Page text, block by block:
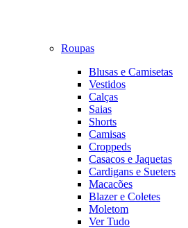
Roupas
Blusas e Camisetas
Vestidos
Calças
Saias
Shorts
Camisas
Croppeds
Casacos e Jaquetas
Cardigans e Sueters
Macacões
Blazer e Coletes
Moletom
Ver Tudo